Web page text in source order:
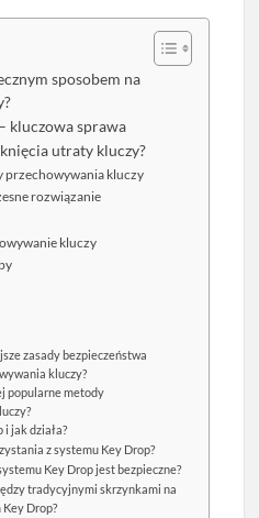
sposobem na
kluczowa sprawa
utraty kluczy?
przechowywania kluczy
rozwiązanie
kluczy
zasady bezpieczeństwa
kluczy?
popularne metody
i jak działa?
z systemu Key Drop?
Key Drop jest bezpieczne?
tradycyjnymi skrzynkami na
Drop?